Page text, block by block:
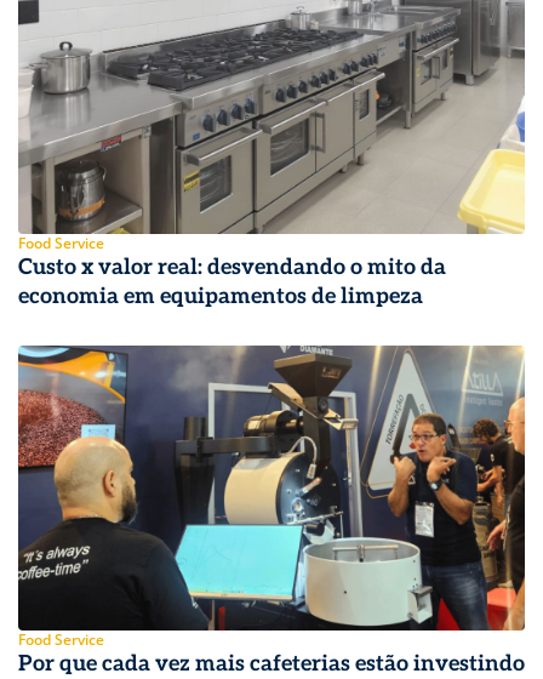
Food Service
Custo x valor real: desvendando o mito da
economia em equipamentos de limpeza
Food Service
Por que cada vez mais cafeterias estão investindo